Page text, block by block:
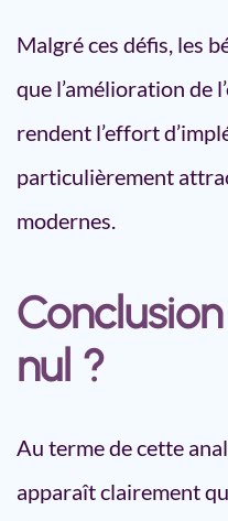
Malgré ces défis, les
que l’amélioration de
rendent l’effort
particulièrement
modernes.
nul ?
Au terme de cette
apparaît clairement